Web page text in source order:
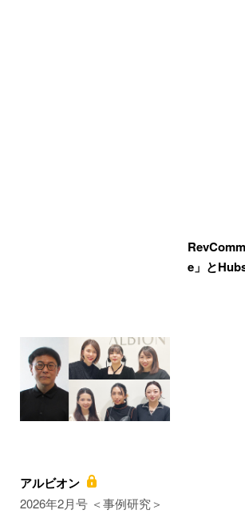
e」と
アルビオン
2026年2月号 ＜事例研究＞